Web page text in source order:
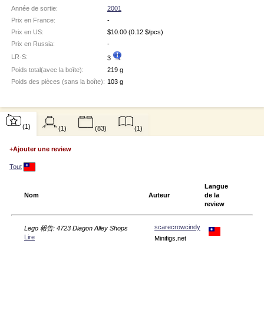
Année de sortie:
2001
Prix en France:
-
Prix en US:
$10.00 (0.12 $/pcs)
Prix en Russia:
-
LR-S:
3
Poids total(avec la boîte):
219 g
Poids des pièces (sans la boîte): 103 g
(1)
+Ajouter une review
Tout
Nom Auteur
Langue
de la
review
Lego 報告: 4723 Diagon Alley Shops
Lire
scarecrowcindy
Minifigs.net
(1) (83) (1)